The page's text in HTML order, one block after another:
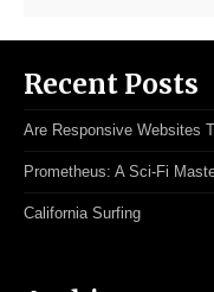
Recent Posts
Are Responsive Websites
Prometheus: A Sci-Fi
California Surfing